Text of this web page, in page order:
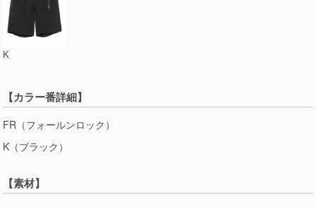
K
【カラー番詳細】
FR（フォールンロック）
K（ブラック）
【素材】